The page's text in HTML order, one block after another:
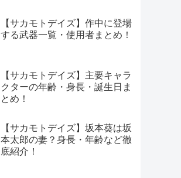
【サカモトデイズ】作中に登場
する武器一覧・使用者まとめ！
【サカモトデイズ】主要キャラ
クターの年齢・身長・誕生日ま
とめ！
【サカモトデイズ】坂本葵は坂
本太郎の妻？身長・年齢など徹
底紹介！